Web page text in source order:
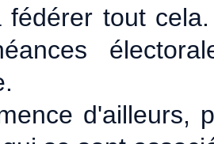
fédérer tout
d'ailleurs,